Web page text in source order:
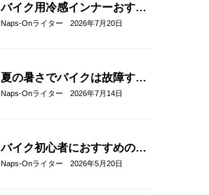
バイク用冷感インナーおすす
め22選！夏のツーリングを快
Naps-Onライター 2026年7月20日
夏の暑さでバイクは故障す
る？起こりやすいトラブルと
Naps-Onライター 2026年7月14日
バイク初心者におすすめの関
東近郊ツーリングコース10選
Naps-Onライター 2026年5月20日